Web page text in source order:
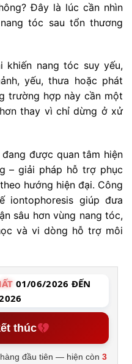
Đây là lúc cần nhìn
tóc sau tổn thương
khiến nang tóc suy yếu,
yếu, thưa hoặc phát
trường hợp này cần một
thay vì chỉ dừng ở xử
được quan tâm hiện
– giải pháp hỗ trợ phục
hướng hiện đại. Công
iontophoresis giúp đưa
sâu hơn vùng nang tóc,
và vi dòng hỗ trợ môi
01/06/2026 ĐẾN
thúc
đầu tiên — hiện còn3